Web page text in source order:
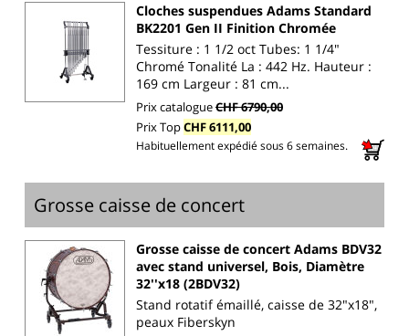
Cloches suspendues Adams Standard
BK2201 Gen II Finition Chromée
Tessiture : 1 1/2 oct Tubes: 1 1/4"
Chromé Tonalité La : 442 Hz. Hauteur :
169 cm Largeur : 81 cm...
Prix catalogueCHF 6790,00
Prix TopCHF 6111,00
Habituellement expédié sous 6 semaines.
Grosse caisse de concert
Grosse caisse de concert Adams BDV32
avec stand universel, Bois, Diamètre
32''x18 (2BDV32)
Stand rotatif émaillé, caisse de 32"x18",
peaux Fiberskyn